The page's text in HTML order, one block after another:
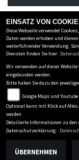
ZWEIRAD
Holländische Str
EINSATZ VON
Diese Webseite verwendet
Daten werden erhoben und
weiterführender Verwendung.
Diensten finden Sie hier:
Wir verwenden auf dieser
eingebunden werden.
Bitte haken Sie dazu den
Google Maps und Youtube
Optional kann mit Klick auf Alles
werden
Detailierte Informationen zu den
Datenschutzerklärung:
ÜBERNEHMEN